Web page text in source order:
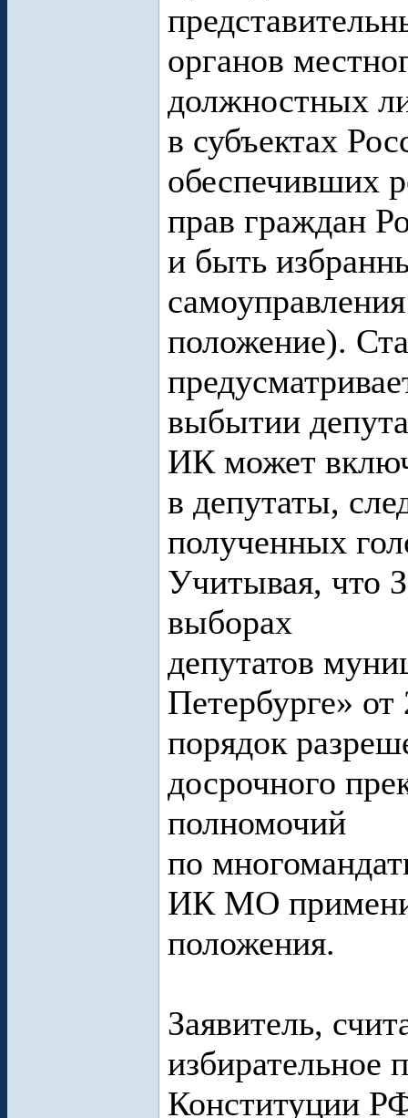
органов
должностных
в субъектах
обеспечивших
прав граждан
и быть
положение).
выбытии
ИК может
в депутаты,
полученных
Учитывая, что
выборах
депутатов
Петербурге» от
порядок
досрочного
полномочий
по
ИК МО
положения.
Заявитель,
избирательное
Конституции